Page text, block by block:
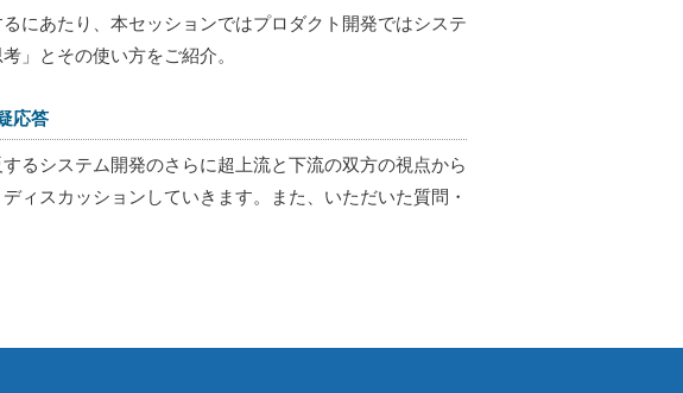
にあたり、本セッションではプロダクト開発ではシステ
」とその使い方をご紹介。
応答
るシステム開発のさらに超上流と下流の双方の視点から
ィスカッションしていきます。また、いただいた質問・